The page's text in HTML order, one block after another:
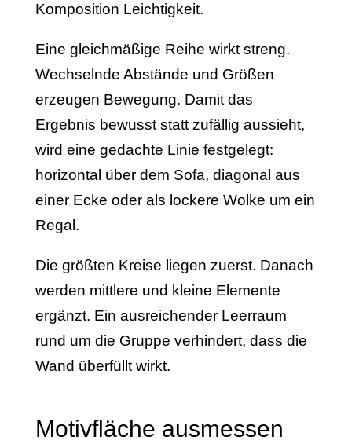
Komposition Leichtigkeit.
Eine gleichmäßige Reihe wirkt streng.
Wechselnde Abstände und Größen
erzeugen Bewegung. Damit das
Ergebnis bewusst statt zufällig aussieht,
wird eine gedachte Linie festgelegt:
horizontal über dem Sofa, diagonal aus
einer Ecke oder als lockere Wolke um ein
Regal.
Die größten Kreise liegen zuerst. Danach
werden mittlere und kleine Elemente
ergänzt. Ein ausreichender Leerraum
rund um die Gruppe verhindert, dass die
Wand überfüllt wirkt.
Motivfläche ausmessen